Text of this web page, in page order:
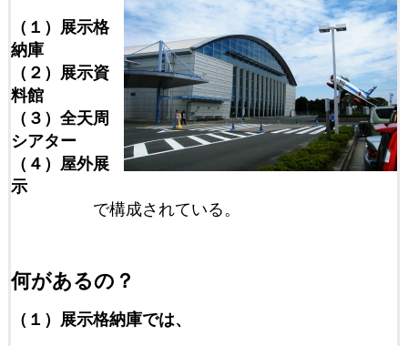
（１）展示格
納庫
（２）展示資
料館
（３）全天周
シアター
（４）屋外展
示
で構成されている。
何があるの？
（１）展示格納庫では、